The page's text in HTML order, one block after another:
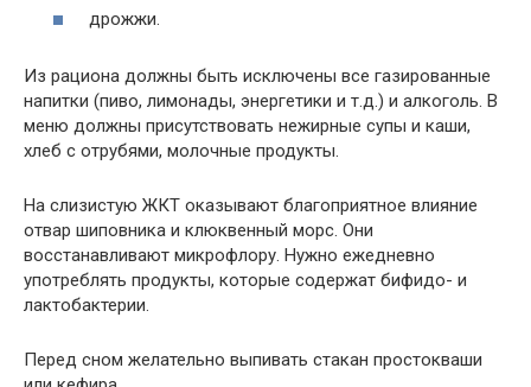
дрожжи.
Из рациона должны быть исключены все газированные
напитки (пиво, лимонады, энергетики и т.д.) и алкоголь. В
меню должны присутствовать нежирные супы и каши,
хлеб с отрубями, молочные продукты.
На слизистую ЖКТ оказывают благоприятное влияние
отвар шиповника и клюквенный морс. Они
восстанавливают микрофлору. Нужно ежедневно
употреблять продукты, которые содержат бифидо- и
лактобактерии.
Перед сном желательно выпивать стакан простокваши